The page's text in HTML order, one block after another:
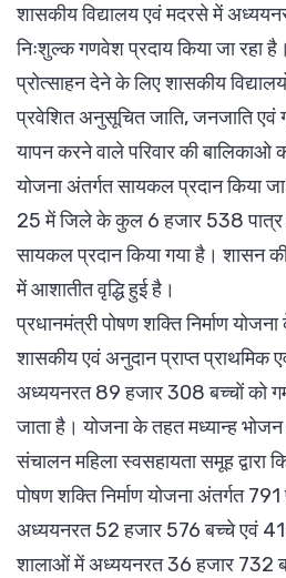
शासकीय विद्यालय एवं मदरसे में
निःशुल्क गणवेश प्रदाय किया जा रहा है।
प्रोत्साहन देने के लिए शासकीय
प्रवेशित अनुसूचित जाति, जनजाति एवं
यापन करने वाले परिवार की
योजना अंतर्गत सायकल प्रदान किया
25 में जिले के कुल 6 हजार 538 पात्र
सायकल प्रदान किया गया है। शासन की
में आशातीत वृद्धि हुई है।
प्रधानमंत्री पोषण शक्ति निर्माण
शासकीय एवं अनुदान प्राप्त प्राथमिक
अध्ययनरत 89 हजार 308 बच्चों को
जाता है। योजना के तहत मध्यान्ह भोजन
संचालन महिला स्वसहायता समूह द्वारा
पोषण शक्ति निर्माण योजना अंतर्गत
अध्ययनरत 52 हजार 576 बच्चे एवं
शालाओं में अध्ययनरत 36 हजार 732